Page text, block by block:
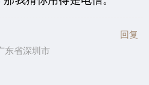
东省深圳市
回复